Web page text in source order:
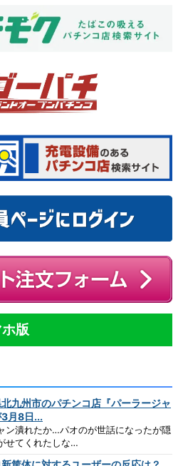
版
北九州市のパチンコ店『パーラージャ
月8日...
ン潰れたか…パオのが世話になったが隠
せてくれたしな…